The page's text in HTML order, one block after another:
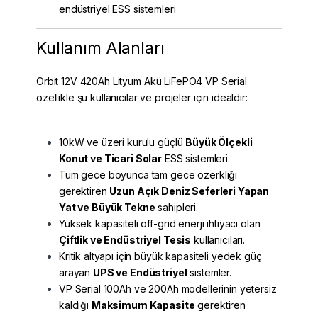
endüstriyel ESS sistemleri
Kullanım Alanları
Orbit 12V 420Ah Lityum Akü LiFePO4 VP Serial
özellikle şu kullanıcılar ve projeler için idealdir:
10kW ve üzeri kurulu güçlü Büyük Ölçekli
Konut ve Ticari Solar ESS sistemleri.
Tüm gece boyunca tam gece özerkliği
gerektiren Uzun Açık Deniz Seferleri Yapan
Yat ve Büyük Tekne sahipleri.
Yüksek kapasiteli off-grid enerji ihtiyacı olan
Çiftlik ve Endüstriyel Tesis kullanıcıları.
Kritik altyapı için büyük kapasiteli yedek güç
arayan UPS ve Endüstriyel sistemler.
VP Serial 100Ah ve 200Ah modellerinin yetersiz
kaldığı Maksimum Kapasite gerektiren